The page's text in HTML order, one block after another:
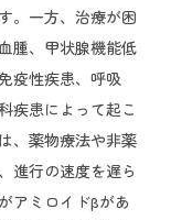
。一方、治療が困
腫、甲状腺機能低
疫性疾患、呼吸
疾患によって起こ
、薬物療法や非薬
進行の速度を遅ら
アミロイドβがあ